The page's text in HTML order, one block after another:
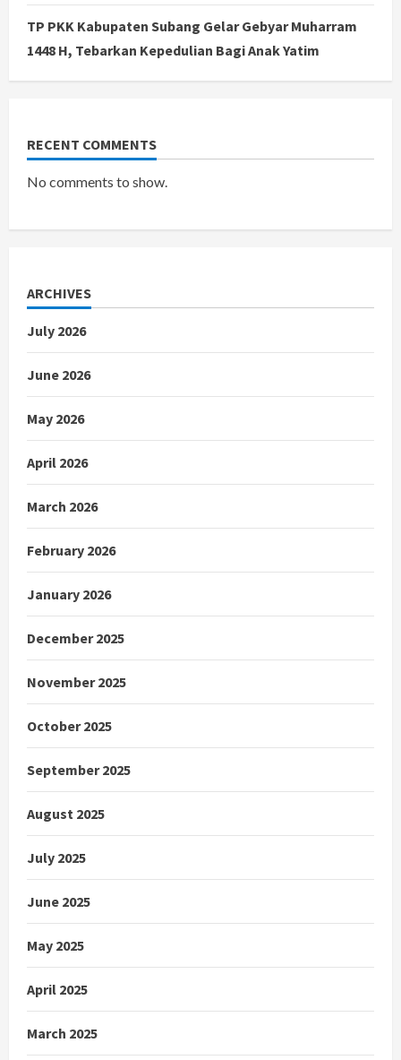
TP PKK Kabupaten Subang Gelar Gebyar Muharram
1448 H, Tebarkan Kepedulian Bagi Anak Yatim
RECENT COMMENTS
No comments to show.
ARCHIVES
July 2026
June 2026
May 2026
April 2026
March 2026
February 2026
January 2026
December 2025
November 2025
October 2025
September 2025
August 2025
July 2025
June 2025
May 2025
April 2025
March 2025